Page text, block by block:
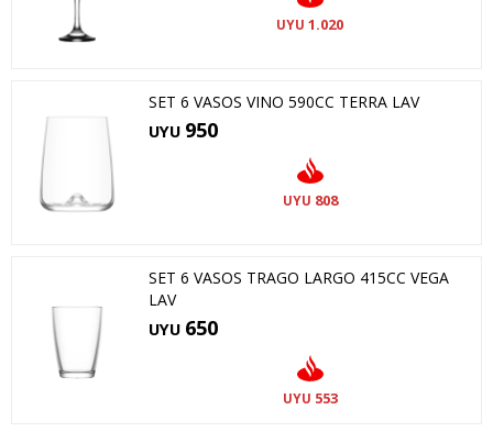
UYU 1.020
SET 6 VASOS VINO 590CC TERRA LAV
UYU 950
UYU 808
SET 6 VASOS TRAGO LARGO 415CC VEGA
LAV
UYU 650
UYU 553